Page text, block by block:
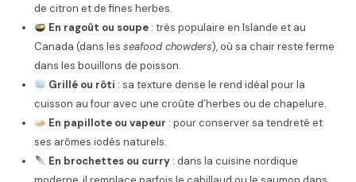
de citron et de fines herbes.
En ragoût ou soupe : très populaire en Islande et au
Canada (dans lesseafood chowders), où sa chair reste ferme
dans les bouillons de poisson.
Grillé ou rôti : sa texture dense le rend idéal pour la
cuisson au four avec une croûte d’herbes ou de chapelure.
En papillote ou vapeur : pour conserver sa tendreté et
ses arômes iodés naturels.
En brochettes ou curry : dans la cuisine nordique